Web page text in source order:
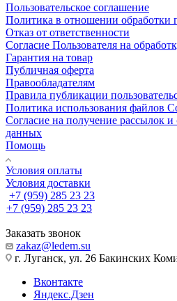
Пользовательское соглашение
Политика в отношении обработки
Отказ от ответственности
Согласие Пользователя на
Гарантия на товар
Публичная оферта
Правообладателям
Правила публикации
Политика использования файлов
Согласие на получение рассылок
данных
Помощь
Условия оплаты
Условия доставки
+7 (959) 285 23 23
+7 (959) 285 23 23
Заказать звонок
zakaz@ledem.su
г. Луганск, ул. 26 Бакинских
Вконтакте
Яндекс.Дзен